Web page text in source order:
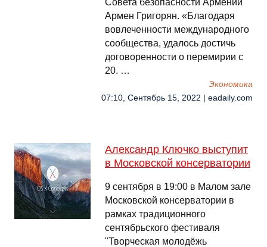
Совета безопасности Армении
Армен Григорян. «Благодаря
вовлеченности международного
сообщества, удалось достичь
договоренности о перемирии с
20. …
Экономика
07:10, Сентябрь 15, 2022 | eadaily.com
Александр Ключко выступит
в Московской консерватории
9 сентября в 19:00 в Малом зале
Московской консерватории в
рамках традиционного
сентябрьского фестиваля
"Творческая молодёжь